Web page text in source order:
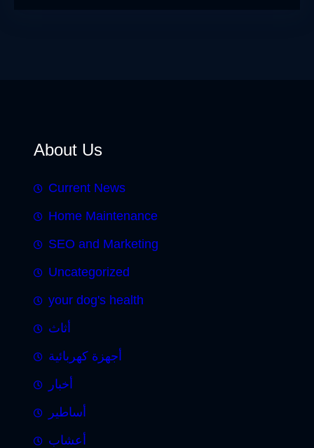
About Us
Current News
Home Maintenance
SEO and Marketing
Uncategorized
your dog's health
أثاث
أجهزة كهربائية
أخبار
أساطير
أعشاب